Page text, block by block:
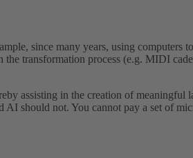
since many years, using computers
transformation process (e.g. MIDI
assisting in the creation of meaningful
should not. You cannot pay a set of